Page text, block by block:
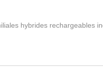
hybrides rechargeables